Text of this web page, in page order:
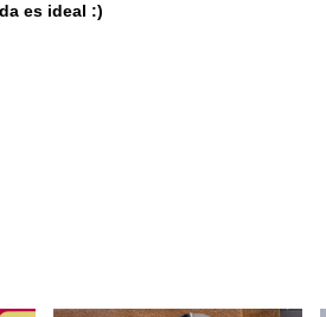
es ideal :)